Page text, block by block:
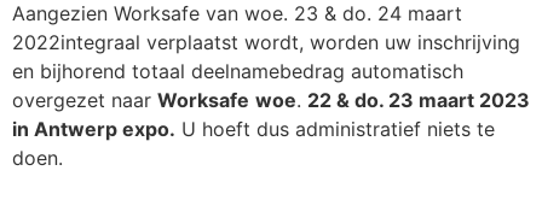
Aangezien Worksafe van woe. 23 & do. 24 maart
2022integraal verplaatst wordt, worden uw inschrijving
en bijhorend totaal deelnamebedrag automatisch
overgezet naar Worksafe woe. 22 & do. 23 maart 2023
in Antwerp expo. U hoeft dus administratief niets te
doen.